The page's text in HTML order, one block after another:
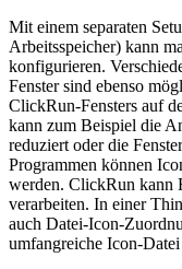
Mit einem separaten
Arbeitsspeicher) kann
konfigurieren.
Fenster sind ebenso
ClickRun-Fensters auf
kann zum Beispiel die
reduziert oder die
Programmen können
werden. ClickRun kann
verarbeiten. In einer
auch Datei-Icon-
umfangreiche Icon-